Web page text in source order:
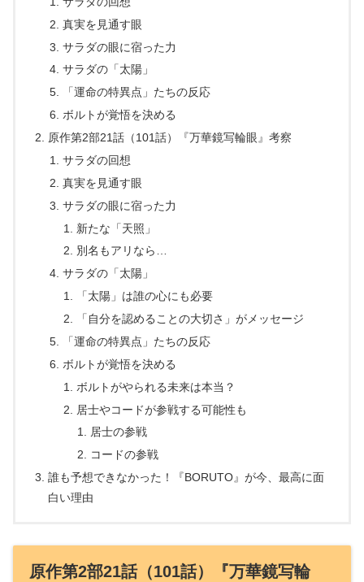
真実を見通す眼
サラダの眼に宿った力
サラダの「太陽」
「運命の特異点」たちの反応
ボルトが覚悟を決める
原作第2部21話（101話）『万華鏡写輪眼』考察
サラダの回想
真実を見通す眼
サラダの眼に宿った力
新たな「天照」
別名もアリなら…
サラダの「太陽」
「太陽」は誰の心にも必要
「自分を認めることの大切さ」がメッセージ
「運命の特異点」たちの反応
ボルトが覚悟を決める
ボルトがやられる未来は本当？
居士やコードが参戦する可能性も
居士の参戦
コードの参戦
誰も予想できなかった！『BORUTO』が今、最高に面
白い理由
原作第2部21話（101話）『万華鏡写輪